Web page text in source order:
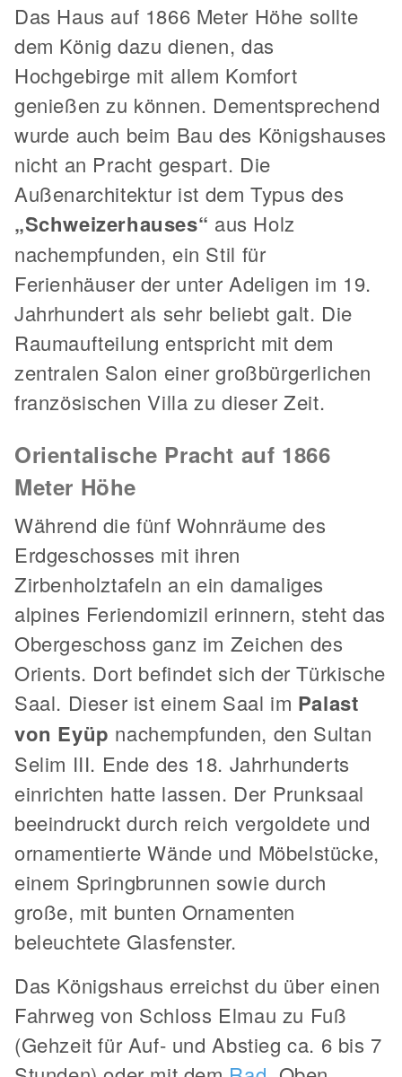
Das Haus auf 1866 Meter Höhe sollte
dem König dazu dienen, das
Hochgebirge mit allem Komfort
genießen zu können. Dementsprechend
wurde auch beim Bau des Königshauses
nicht an Pracht gespart. Die
Außenarchitektur ist dem Typus des
„Schweizerhauses“ aus Holz
nachempfunden, ein Stil für
Ferienhäuser der unter Adeligen im 19.
Jahrhundert als sehr beliebt galt. Die
Raumaufteilung entspricht mit dem
zentralen Salon einer großbürgerlichen
französischen Villa zu dieser Zeit.
Orientalische Pracht auf 1866
Meter Höhe
Während die fünf Wohnräume des
Erdgeschosses mit ihren
Zirbenholztafeln an ein damaliges
alpines Feriendomizil erinnern, steht das
Obergeschoss ganz im Zeichen des
Orients. Dort befindet sich der Türkische
Saal. Dieser ist einem Saal im Palast
von Eyüp nachempfunden, den Sultan
Selim III. Ende des 18. Jahrhunderts
einrichten hatte lassen. Der Prunksaal
beeindruckt durch reich vergoldete und
ornamentierte Wände und Möbelstücke,
einem Springbrunnen sowie durch
große, mit bunten Ornamenten
beleuchtete Glasfenster.
Das Königshaus erreichst du über einen
Fahrweg von Schloss Elmau zu Fuß
(Gehzeit für Auf- und Abstieg ca. 6 bis 7